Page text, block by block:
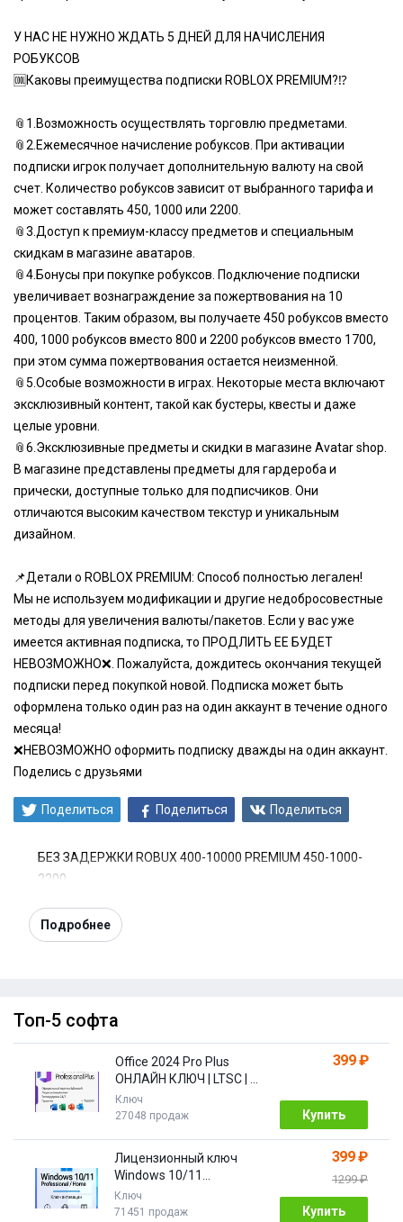
У НАС НЕ НУЖНО ЖДАТЬ 5 ДНЕЙ ДЛЯ НАЧИСЛЕНИЯ
РОБУКСОВ
🆒Каковы преимущества подписки ROBLOX PREMIUM?⁉️
📎1.Возможность осуществлять торговлю предметами.
📎2.Ежемесячное начисление робуксов. При активации
подписки игрок получает дополнительную валюту на свой
счет. Количество робуксов зависит от выбранного тарифа и
может составлять 450, 1000 или 2200.
📎3.Доступ к премиум-классу предметов и специальным
скидкам в магазине аватаров.
📎4.Бонусы при покупке робуксов. Подключение подписки
увеличивает вознаграждение за пожертвования на 10
процентов. Таким образом, вы получаете 450 робуксов вместо
400, 1000 робуксов вместо 800 и 2200 робуксов вместо 1700,
при этом сумма пожертвования остается неизменной.
📎5.Особые возможности в играх. Некоторые места включают
эксклюзивный контент, такой как бустеры, квесты и даже
целые уровни.
📎6.Эксклюзивные предметы и скидки в магазине Avatar shop.
В магазине представлены предметы для гардероба и
прически, доступные только для подписчиков. Они
отличаются высоким качеством текстур и уникальным
дизайном.
📌Детали о ROBLOX PREMIUM: Способ полностью легален!
Мы не используем модификации и другие недобросовестные
методы для увеличения валюты/пакетов. Если у вас уже
имеется активная подписка, то ПРОДЛИТЬ ЕЕ БУДЕТ
НЕВОЗМОЖНО❌. Пожалуйста, дождитесь окончания текущей
подписки перед покупкой новой. Подписка может быть
оформлена только один раз на один аккаунт в течение одного
месяца!
❌НЕВОЗМОЖНО оформить подписку дважды на один аккаунт.
Поделись с друзьями
Поделиться Поделиться Поделиться
БЕЗ ЗАДЕРЖКИ ROBUX 400-10000 PREMIUM 450-1000-
2200
Подробнее
Топ-5 софта
Office 2024 Pro Plus
ОНЛАЙН КЛЮЧ | LTSC | +
ПОДАРОК
Ключ
27048 продаж
399 ₽
Купить
Лицензионный ключ
Windows 10/11
Pro/Home 32/64 bit
Ключ
71451 продаж
399 ₽
1299 ₽
Купить